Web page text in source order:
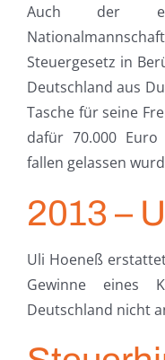
Auch der
Nationalmannschaft
Steuergesetz in
Deutschland aus
Tasche für seine
dafür 70.000
fallen gelassen
2013 –
Uli Hoeneß
Gewinne eines
Deutschland nicht